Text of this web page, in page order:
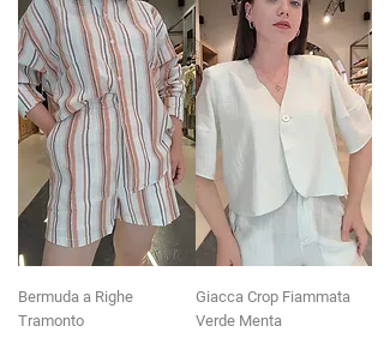
Bermuda a Righe
Tramonto
Giacca Crop Fiammata
Verde Menta